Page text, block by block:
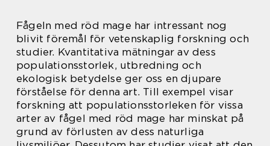
Fågeln med röd mage har intressant nog
blivit föremål för vetenskaplig forskning och
studier. Kvantitativa mätningar av dess
populationsstorlek, utbredning och
ekologisk betydelse ger oss en djupare
förståelse för denna art. Till exempel visar
forskning att populationsstorleken för vissa
arter av fågel med röd mage har minskat på
grund av förlusten av dess naturliga